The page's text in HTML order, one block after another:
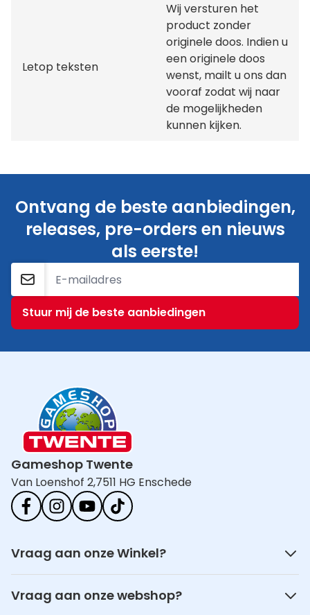
Letop teksten
Wij versturen het
product zonder
originele doos. Indien u
een originele doos
wenst, mailt u ons dan
vooraf zodat wij naar
de mogelijkheden
kunnen kijken.
Ontvang de beste aanbiedingen,
releases, pre-orders en nieuws
als eerste!
E-mailadres
Stuur mij de beste aanbiedingen
Gameshop Twente
Van Loenshof 2,7511 HG Enschede
Vraag aan onze Winkel?
Vraag aan onze webshop?